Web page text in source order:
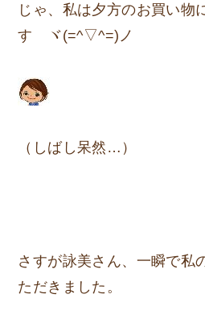
じゃ、私は夕方のお買い物
す ヾ(=^▽^=)ノ
（しばし呆然…）
さすが詠美さん、一瞬で私
ただきました。